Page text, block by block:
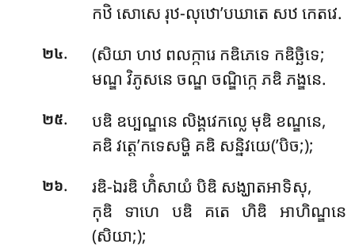
កឋិ សោសេ រុឋ-លុឋោ’បឃាតេ សឋ កេតវេ.
២៤.
(សិយា ហឋ ពលក្ការេ កឌិភេទេ កឌិច្ឆិទេ;
មណ្ឌ វិភូសនេ ចណ្ឌ ចណ្ឌិក្កេ ភឌិ ភង្ឌនេ.
២៥.
បឌិ ឧប្បណ្ឌនេ លិង្គវេកល្លេ មុឌិ ខណ្ឌនេ,
គឌិ វត្តេ’កទេសម្ហិ គឌិ សន្និវយេ(’បិច;);
២៦.
រឌិ-ឯរឌិ ហិំសាយំ បិឌិ សង្ឃាតអាទិសុ,
កុឌិ ទាហេ បឌិ គតេ ហិឌិ អាហិណ្ឌនេ
(សិយា;);